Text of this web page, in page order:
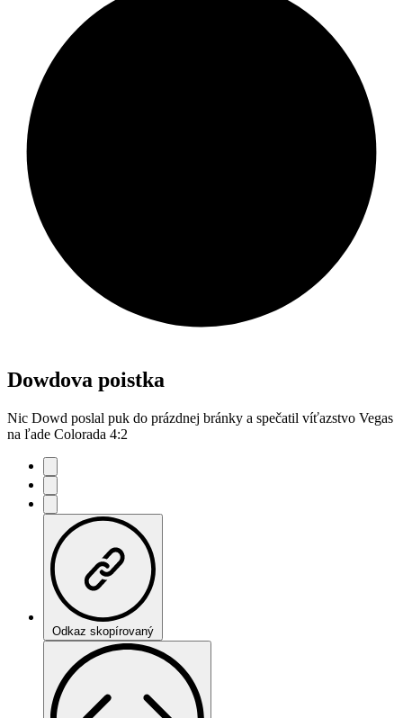
Dowdova poistka
Nic Dowd poslal puk do prázdnej bránky a spečatil víťazstvo Vegas
na ľade Colorada 4:2
Odkaz skopírovaný